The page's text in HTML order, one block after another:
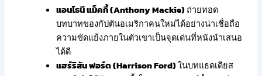
แอนโธนี แม็คกี้ (Anthony Mackie)ถ่ายทอด
บทบาทของกัปตันอเมริกาคนใหม่ได้อย่างน่าเชื่อถือ
ความขัดแย้งภายในตัวเขาเป็นจุดเด่นที่หนังนำเสนอ
ได้ดี
แฮร์ริสัน ฟอร์ด (Harrison Ford)ในบทแธดเดียส